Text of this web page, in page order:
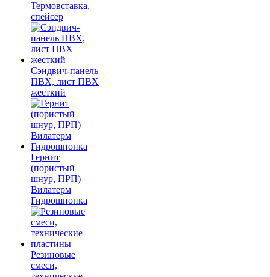
Термовставка,
спейсер
Сэндвич-панель
ПВХ, лист ПВХ
жесткий
Гернит
(пористый
шнур, ПРП)
Вилатерм
Гидрошпонка
Резиновые
смеси,